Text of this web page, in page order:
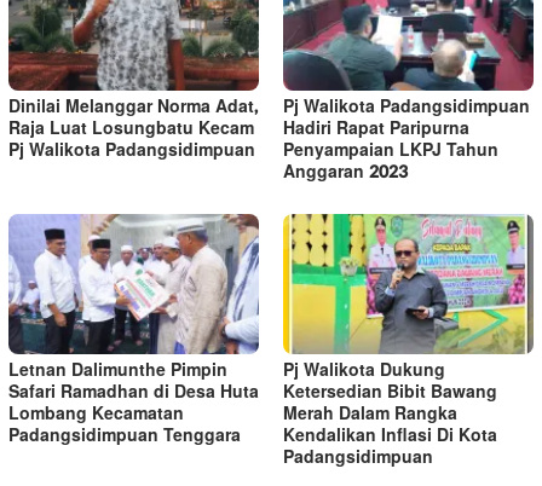
Dinilai Melanggar Norma Adat,
Raja Luat Losungbatu Kecam
Pj Walikota Padangsidimpuan
Pj Walikota Padangsidimpuan
Hadiri Rapat Paripurna
Penyampaian LKPJ Tahun
Anggaran 2023
Letnan Dalimunthe Pimpin
Safari Ramadhan di Desa Huta
Lombang Kecamatan
Padangsidimpuan Tenggara
Pj Walikota Dukung
Ketersedian Bibit Bawang
Merah Dalam Rangka
Kendalikan Inflasi Di Kota
Padangsidimpuan